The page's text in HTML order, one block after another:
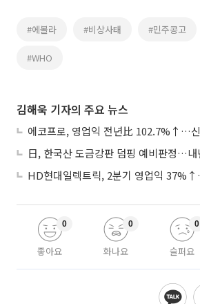
#에볼라 #비상사태 #민주콩고
#WHO
김해욱 기자의 주요 뉴스
좋아요
0
화나요
0
슬퍼요
0